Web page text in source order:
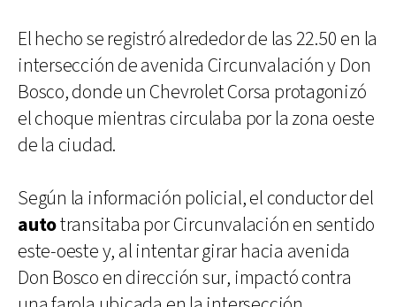
El hecho se registró alrededor de las 22.50 en la
intersección de avenida Circunvalación y Don
Bosco, donde un Chevrolet Corsa protagonizó
el choque mientras circulaba por la zona oeste
de la ciudad.
Según la información policial, el conductor del
autotransitaba por Circunvalación en sentido
este-oeste y, al intentar girar hacia avenida
Don Bosco en dirección sur, impactó contra